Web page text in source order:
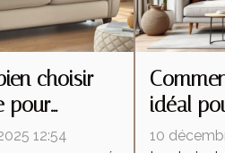
choisir
pour
?12:54
idéal
d'angle ?
10